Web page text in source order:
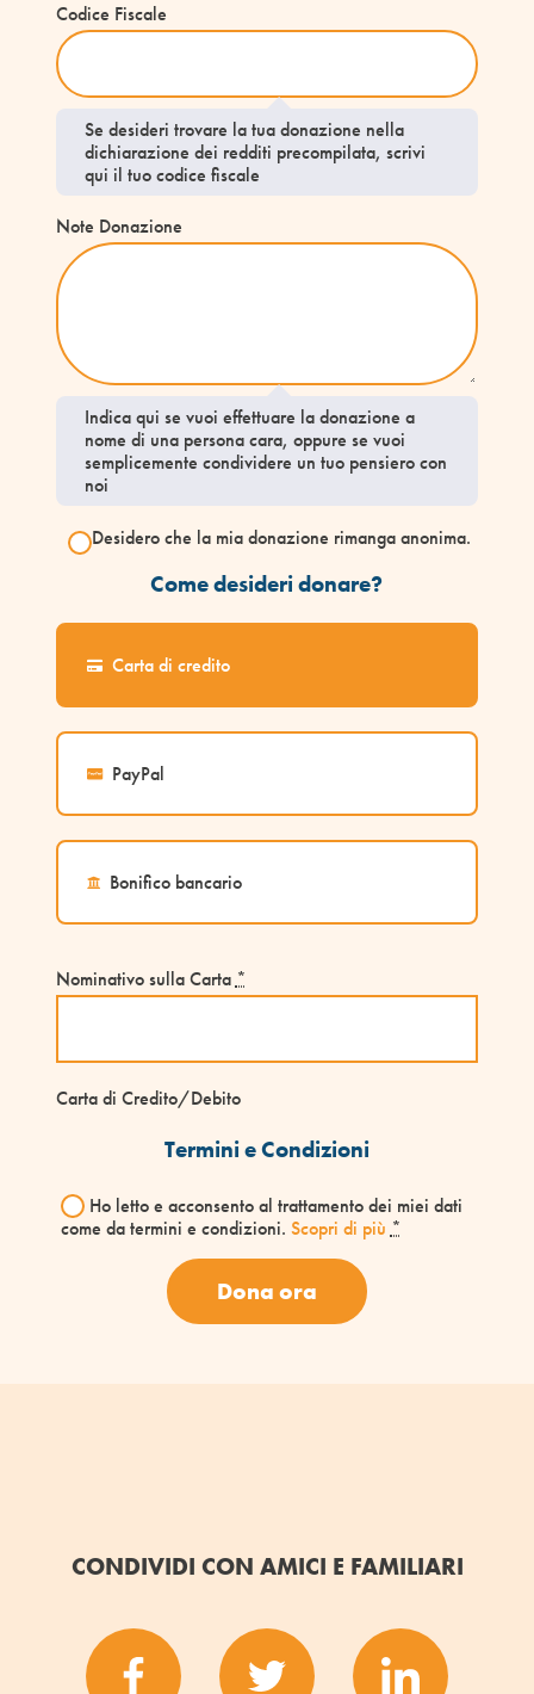
Codice Fiscale
Se desideri trovare la tua donazione nella
dichiarazione dei redditi precompilata, scrivi
qui il tuo codice fiscale
Note Donazione
Indica qui se vuoi effettuare la donazione a
nome di una persona cara, oppure se vuoi
semplicemente condividere un tuo pensiero con
noi
Desidero che la mia donazione rimanga anonima.
Come desideri donare?
Carta di credito
PayPal
Bonifico bancario
Nominativo sulla Carta*
Carta di Credito/Debito
Termini e Condizioni
Ho letto e acconsento al trattamento dei miei dati
come da termini e condizioni. Scopri di più *
Dona ora
CONDIVIDI CON AMICI E FAMILIARI